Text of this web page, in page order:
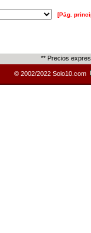
[Pág.
** Precios
© 2002/2022 Solo10.com